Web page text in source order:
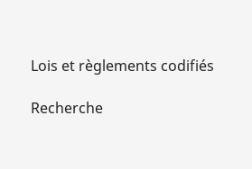
Lois et règlements codifiés
Recherche